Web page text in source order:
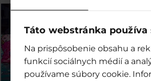
Táto webstránka
Na prispôsobenie obsahu a
funkcií sociálnych médií a
používame súbory cookie.